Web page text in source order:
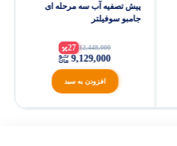
پیش تصفیه آب سه مرحله ای
جامبو سوفیلتر
افزودن به سبد
12,448,000
27
9,129,000